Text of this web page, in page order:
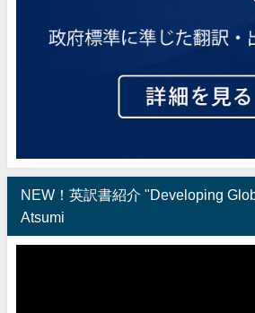
NEW！英訳書紹介 "Developing
Atsumi